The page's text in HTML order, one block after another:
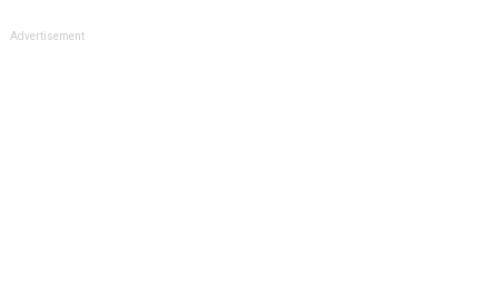
Advertisement